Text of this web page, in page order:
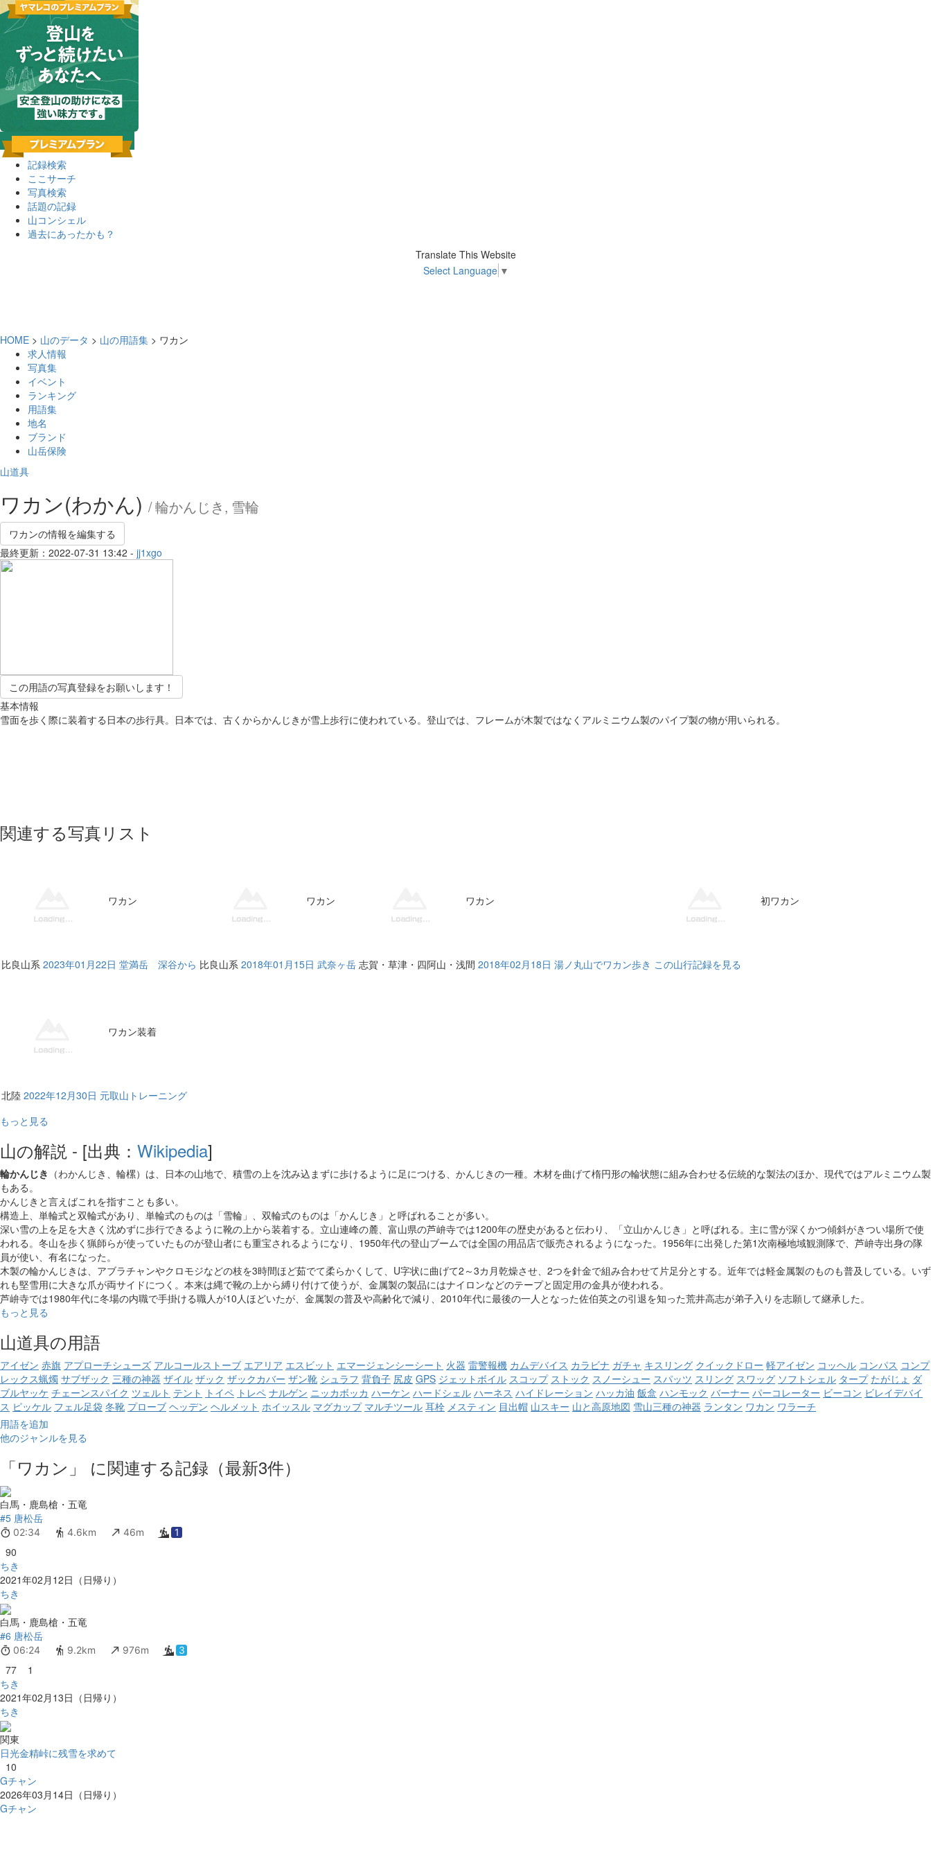
記録検索
ここサーチ
写真検索
話題の記録
山コンシェル
過去にあったかも？
Translate This Website
Select Language ▼
HOME > 山のデータ > 山の用語集 > ワカン
求人情報
写真集
イベント
ランキング
用語集
地名
ブランド
山岳保険
山道具
ワカン(わかん) / 輪かんじき, 雪輪
ワカンの情報を編集する
最終更新：2022-07-31 13:42 - jj1xgo
この用語の写真登録をお願いします！
基本情報
雪面を歩く際に装着する日本の歩行具。日本では、古くからかんじきが雪上歩行に使われている。登山では、フレームが木製ではなくアルミニウム製のパイプ製の物が用いられる。
関連する写真リスト
ワカン
比良山系 2023年01月22日 堂満岳 深谷から
ワカン
比良山系 2018年01月15日 武奈ヶ岳
ワカン
志賀・草津・四阿山・浅間 2018年02月18日 湯ノ丸山でワカン歩き
初ワカン
この山行記録を見る
ワカン装着
北陸 2022年12月30日 元取山トレーニング
もっと見る
山の解説 - [出典： Wikipedia]
輪かんじき （わかんじき、輪樏）は、日本の山地で、積雪の上を沈み込まずに歩けるように足につける、かんじきの一種。木材を曲げて楕円形の輪状態に組み合わせる伝統的な製法のほか、現代ではアルミニウム製
もある。
かんじきと言えばこれを指すことも多い。
構造上、単輪式と双輪式があり、単輪式のものは「雪輪」、双輪式のものは「かんじき」と呼ばれることが多い。
深い雪の上を足を大きく沈めずに歩行できるように靴の上から装着する。立山連峰の麓、富山県の芦峅寺では1200年の歴史があると伝わり、「立山かんじき」と呼ばれる 。主に雪が深くかつ傾斜がきつい場所で使
われる。冬山を歩く猟師らが使っていたものが登山者にも重宝されるようになり、1950年代の登山ブームでは全国の用品店で販売されるようになった 。1956年に出発した第1次南極地域観測隊で、芦峅寺出身の隊
員が使い、有名になった 。
木製の輪かんじきは、アブラチャンやクロモジなどの枝を3時間ほど茹でて柔らかくして、U字状に曲げて2～3カ月乾燥させ、2つを針金で組み合わせて片足分とする 。近年では軽金属製のものも普及している。いず
れも堅雪用に大きな爪が両サイドにつく。本来は縄で靴の上から縛り付けて使うが、金属製の製品にはナイロンなどのテープと固定用の金具が使われる。
芦峅寺では1980年代に冬場の内職で手掛ける職人が10人ほどいたが、金属製の普及や高齢化で減り、2010年代に最後の一人となった佐伯英之の引退を知った荒井高志が弟子入りを志願して継承した 。
もっと見る
山道具の用語
アイゼン 赤旗 アプローチシューズ アルコールストーブ エアリア エスビット エマージェンシーシート 火器 雷警報機 カムデバイス カラビナ ガチャ キスリング クイックドロー 軽アイゼン コッヘル コンパス コンプ
レックス蝋燭 サブザック 三種の神器 ザイル ザック ザックカバー ザン靴 シュラフ 背負子 尻皮 GPS ジェットボイル スコップ ストック スノーシュー スパッツ スリング スワッグ ソフトシェル タープ たがじょ ダ
ブルヤッケ チェーンスパイク ツェルト テント トイペ トレペ ナルゲン ニッカボッカ ハーケン ハードシェル ハーネス ハイドレーション ハッカ油 飯盒 ハンモック バーナー パーコレーター ビーコン ビレイデバイ
ス ピッケル フェル足袋 冬靴 プローブ ヘッデン ヘルメット ホイッスル マグカップ マルチツール 耳栓 メスティン 目出帽 山スキー 山と高原地図 雪山三種の神器 ランタン ワカン ワラーチ
用語を追加
他のジャンルを見る
「ワカン」 に関連する記録（最新3件）
白馬・鹿島槍・五竜
#5 唐松岳
02:34 4.6km 46m 1
90
ちき
2021年02月12日（日帰り）
ちき
白馬・鹿島槍・五竜
#6 唐松岳
06:24 9.2km 976m 3
77
1
ちき
2021年02月13日（日帰り）
ちき
関東
日光金精峠に残雪を求めて
10
Gチャン
2026年03月14日（日帰り）
Gチャン